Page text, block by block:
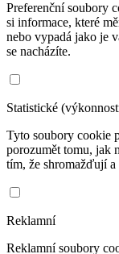
Preferenční soubory
si informace, které
nebo vypadá jako je
se nacházíte.
Statistické
Tyto soubory cookie
porozumět tomu, jak
tím, že shromažďují a
Reklamní
Reklamní soubory